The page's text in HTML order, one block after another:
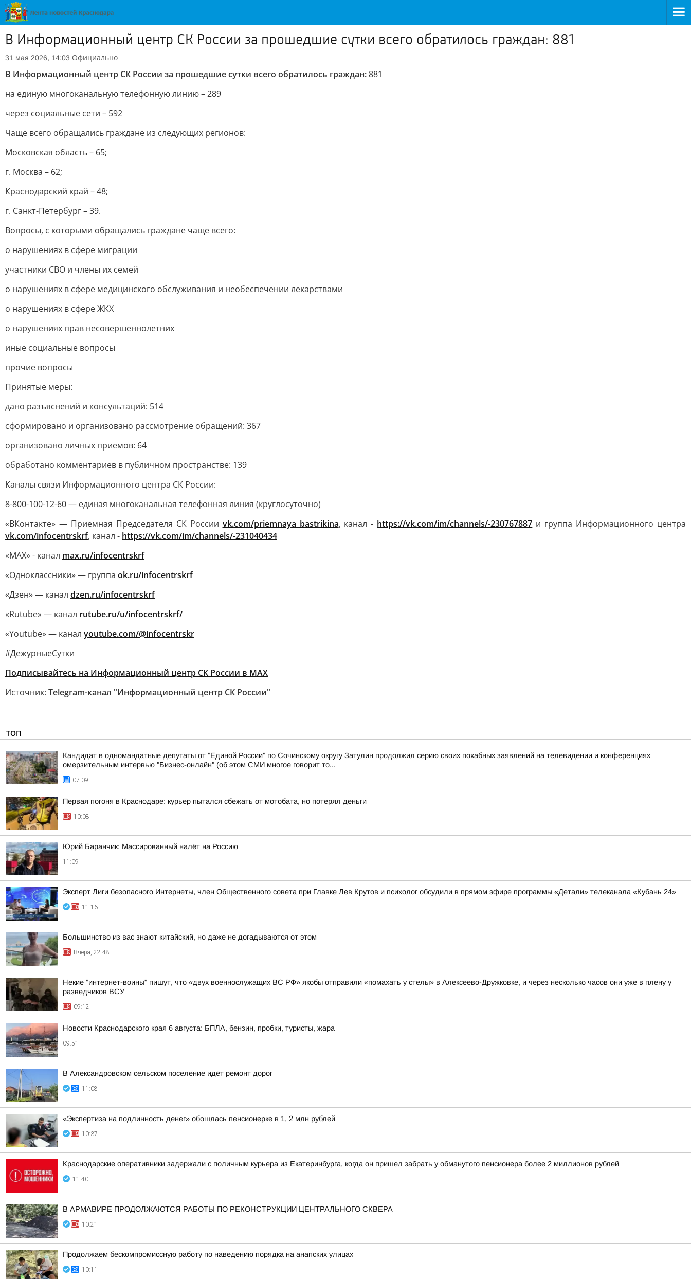
В Информационный центр СК России за прошедшие сутки всего обратилось граждан: 881
31 мая 2026, 14:03 Официально
В Информационный центр СК России за прошедшие сутки всего обратилось граждан:881
на единую многоканальную телефонную линию – 289
через социальные сети – 592
Чаще всего обращались граждане из следующих регионов:
Московская область – 65;
г. Москва – 62;
Краснодарский край – 48;
г. Санкт-Петербург – 39.
Вопросы, с которыми обращались граждане чаще всего:
о нарушениях в сфере миграции
участники СВО и члены их семей
о нарушениях в сфере медицинского обслуживания и необеспечении лекарствами
о нарушениях в сфере ЖКХ
о нарушениях прав несовершеннолетних
иные социальные вопросы
прочие вопросы
Принятые меры:
дано разъяснений и консультаций: 514
сформировано и организовано рассмотрение обращений: 367
организовано личных приемов: 64
обработано комментариев в публичном пространстве: 139
Каналы связи Информационного центра СК России:
8-800-100-12-60 — единая многоканальная телефонная линия (круглосуточно)
«ВКонтакте» — Приемная Председателя СК России vk.com/priemnaya_bastrikina, канал - https://vk.com/im/channels/-230767887 и группа Информационного центра
vk.com/infocentrskrf, канал - https://vk.com/im/channels/-231040434
«MAX» - канал max.ru/infocentrskrf
«Одноклассники» — группа ok.ru/infocentrskrf
«Дзен» — канал dzen.ru/infocentrskrf
«Rutube» — канал rutube.ru/u/infocentrskrf/
«Youtube» — канал youtube.com/@infocentrskr
#ДежурныеСутки
Подписывайтесь на Информационный центр СК России в MAХ
Источник: Telegram-канал "Информационный центр СК России"
ТОП
Кандидат в одномандатные депутаты от "Единой России" по Сочинскому округу Затулин продолжил серию своих похабных заявлений на телевидении и конференциях
омерзительным интервью "Бизнес-онлайн" (об этом СМИ многое говорит то...
07:09
Первая погоня в Краснодаре: курьер пытался сбежать от мотобата, но потерял деньги
10:08
Юрий Баранчик: Массированный налёт на Россию
11:09
Эксперт Лиги безопасного Интернеты, член Общественного совета при Главке Лев Крутов и психолог обсудили в прямом эфире программы «Детали» телеканала «Кубань 24»
11:16
Большинство из вас знают китайский, но даже не догадываются от этом
Вчера, 22:48
Некие "интернет-воины" пишут, что «двух военнослужащих ВС РФ» якобы отправили «помахать у стелы» в Алексеево-Дружковке, и через несколько часов они уже в плену у
разведчиков ВСУ
09:12
Новости Краснодарского края 6 августа: БПЛА, бензин, пробки, туристы, жара
09:51
В Александровском сельском поселение идёт ремонт дорог
11:08
«Экспертиза на подлинность денег» обошлась пенсионерке в 1, 2 млн рублей
10:37
Краснодарские оперативники задержали с поличным курьера из Екатеринбурга, когда он пришел забрать у обманутого пенсионера более 2 миллионов рублей
11:40
В АРМАВИРЕ ПРОДОЛЖАЮТСЯ РАБОТЫ ПО РЕКОНСТРУКЦИИ ЦЕНТРАЛЬНОГО СКВЕРА
10:21
Продолжаем бескомпромиссную работу по наведению порядка на анапских улицах
10:11